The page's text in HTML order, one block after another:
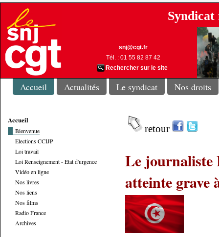
snj@cgt.fr
Tél. : 01 55 82 87 42
Rechercher sur le site
Accueil Actualités Le syndicat Nos droits
Accueil
Bienvenue
Elections CCIJP
Loi travail
Loi Renseignement - Etat d'urgence
Vidéo en ligne
Nos livres
Nos liens
Nos films
Radio France
Archives
retour
Le journaliste
atteinte grave